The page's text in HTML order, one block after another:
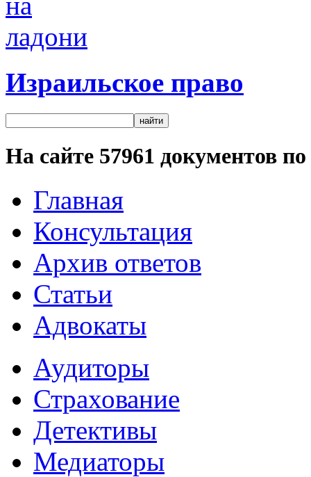
Израильское право
На сайте 57961 документов
Главная
Консультация
Архив ответов
Статьи
Адвокаты
Аудиторы
Страхование
Детективы
Медиаторы